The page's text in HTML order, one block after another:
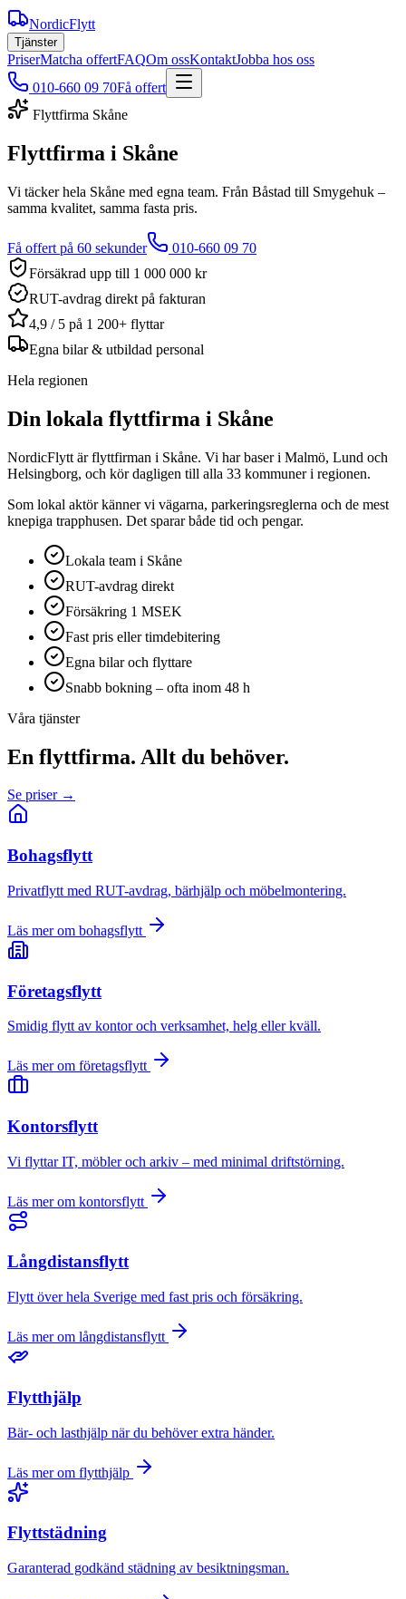
NordicFlytt
Tjänster
PriserMatcha offertFAQOm ossKontaktJobba hos oss
010-660 09 70Få offert
Flyttfirma Skåne
Flyttfirma i Skåne
Vi täcker hela Skåne med egna team. Från Båstad till Smygehuk –
samma kvalitet, samma fasta pris.
Få offert på 60 sekunder
010-660 09 70
Försäkrad upp till 1 000 000 kr
RUT-avdrag direkt på fakturan
4,9 / 5 på 1 200+ flyttar
Egna bilar & utbildad personal
Hela regionen
Din lokala flyttfirma i Skåne
NordicFlytt är flyttfirman i Skåne. Vi har baser i Malmö, Lund och
Helsingborg, och kör dagligen till alla 33 kommuner i regionen.
Som lokal aktör känner vi vägarna, parkeringsreglerna och de mest
knepiga trapphusen. Det sparar både tid och pengar.
Lokala team i Skåne
RUT-avdrag direkt
Försäkring 1 MSEK
Fast pris eller timdebitering
Egna bilar och flyttare
Snabb bokning – ofta inom 48 h
Våra tjänster
En flyttfirma. Allt du behöver.
Se priser →
Bohagsflytt
Privatflytt med RUT-avdrag, bärhjälp och möbelmontering.
Läs mer om bohagsflytt
Företagsflytt
Smidig flytt av kontor och verksamhet, helg eller kväll.
Läs mer om företagsflytt
Kontorsflytt
Vi flyttar IT, möbler och arkiv – med minimal driftstörning.
Läs mer om kontorsflytt
Långdistansflytt
Flytt över hela Sverige med fast pris och försäkring.
Läs mer om långdistansflytt
Flytthjälp
Bär- och lasthjälp när du behöver extra händer.
Läs mer om flytthjälp
Flyttstädning
Garanterad godkänd städning av besiktningsman.